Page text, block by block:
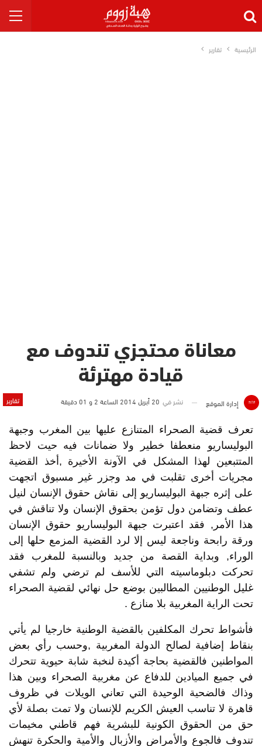
الرئيسية تقارير
معاناة محتجزي تندوف مع
قيادة مهترئة
تقارير إدارة الموقع نشر في 20 أبريل 2014 الساعة 2 و 01 دقيقة
تعرف قضية الصحراء المتنازع عليها بين المغرب وجبهة
البوليساريو منعطفا خطير ولا ضمانات فيه حيت لاحظ
المتتبعين لهذا المشكل في الآونة الأخيرة ,أخذ القضية
مجريات أخرى تقلبت في مد وجزر غير مسبوق اتجهت
على إثره جبهة البوليساريو إلى نقاش حقوق الإنسان لنيل
عطف وتضامن دول تؤمن بحقوق الإنسان ولا تناقش في
هذا الأمر, فقد اعتبرت جبهة البوليساريو حقوق الإنسان
ورقة رابحة وناجعة ليس إلا لرد القضية المزمع حلها إلى
الوراء, وبداية القصة من جديد وبالنسبة للمغرب فقد
تحركت دبلوماسيته التي للأسف لم ترضي ولم تشفي
غليل الوطنيين المطالبين بوضع حل نهائي لقضية الصحراء
تحت الراية المغربية بلا منازع .
فأشواط تحرك المكلفين بالقضية الوطنية خارجيا لم يأتي
بنقاط إضافية لصالح الدولة المغربية ,وحسب رأي بعض
المواطنين فالقضية بحاجة أكيدة لنخبة شابة حيوية تتحرك
في جميع الميادين للدفاع عن مغربية الصحراء وبين هذا
وذاك فالضحية الوحيدة التي تعاني الويلات في ظروف
قاهرة لا تناسب العيش الكريم للإنسان ولا تمت بصلة لأي
حق من الحقوق الكونية للبشرية فهم قاطني مخيمات
تندوف فالجوع والأمراض والأزبال والأمية والحكرة تنهش